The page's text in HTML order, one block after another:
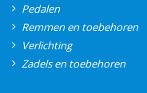
Pedalen
Remmen en toebehoren
Verlichting
Zadels en toebehoren